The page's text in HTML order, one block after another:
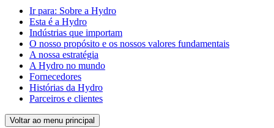
Ir para: Sobre a Hydro
Esta é a Hydro
Indústrias que importam
O nosso propósito e os nossos valores fundamentais
A nossa estratégia
A Hydro no mundo
Fornecedores
Histórias da Hydro
Parceiros e clientes
Voltar ao menu principal